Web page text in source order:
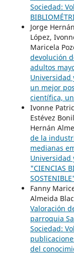
Sociedad:
Jorge
López,
Maricela
devolución
adultos
Universidad
un mejor
científica,
Ivonne
Estévez
Hernán
de la
medianas
Universidad
"CIENCIAS
Fanny
Almeida
Valoración
parroquia
Sociedad:
del